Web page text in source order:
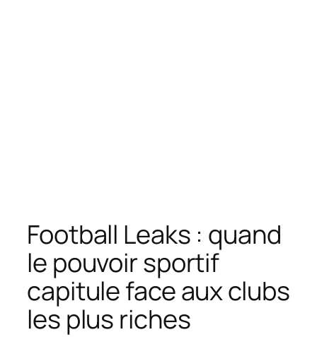
Football Leaks : quand
le pouvoir sportif
capitule face aux clubs
les plus riches